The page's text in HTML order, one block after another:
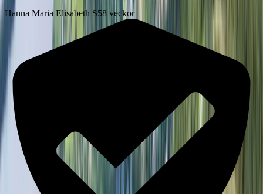
Hanna Maria Elisabeth S58 veckor